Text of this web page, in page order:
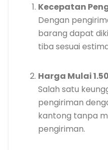
Kecepatan
Dengan
barang dapat
tiba sesuai
Harga Mulai
Salah satu
pengiriman
kantong tanpa
pengiriman.